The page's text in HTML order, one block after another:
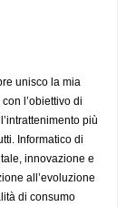
unisco la mia
l’obiettivo di
più
Informatico di
innovazione e
all’evoluzione
di consumo